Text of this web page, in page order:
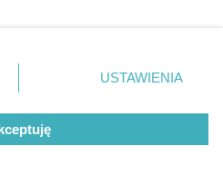
ZPR Media
ustawień prywatności
rogu strony
nie wymagają zgody
sprzeciwić się takiemu
miały zastosowanie tylko
USTAWIENIA